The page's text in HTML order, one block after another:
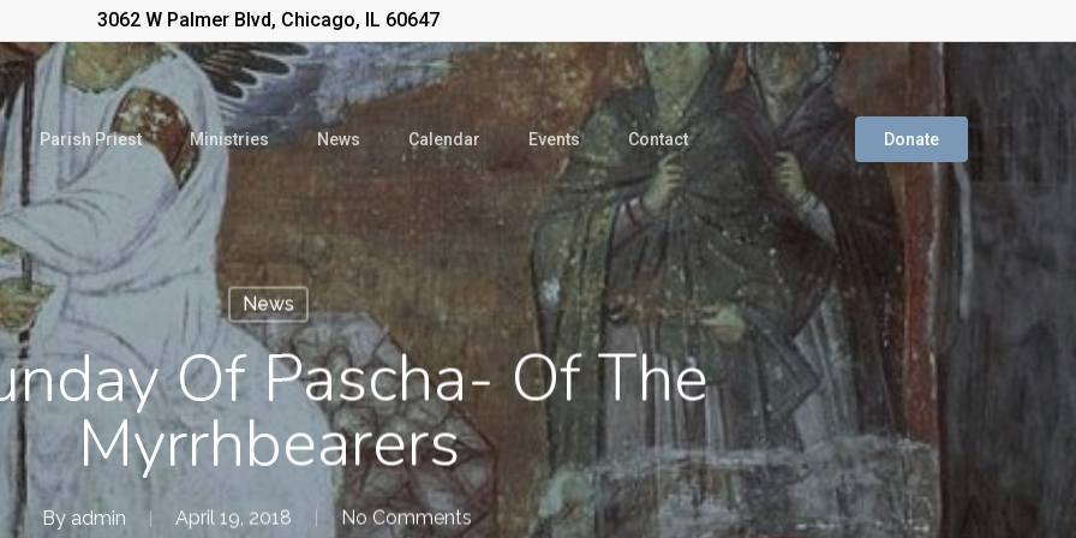
3062 W Palmer Blvd, Chicago, IL 60647
Parish Priest Ministries News Calendar Events Contact Donate
News
Of Pascha- Of The
Myrrhbearers
By admin April 19, 2018 No Comments